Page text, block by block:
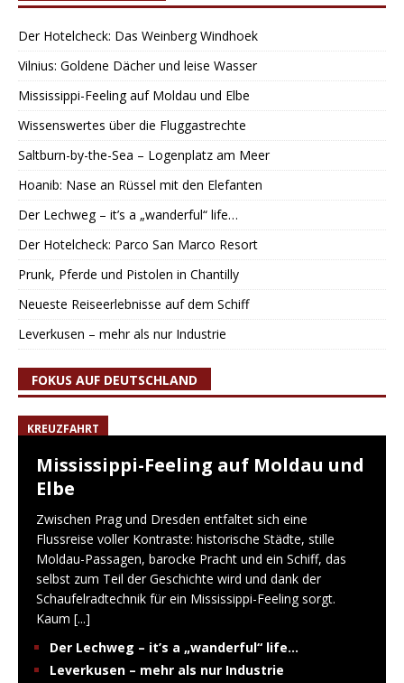
Der Hotelcheck: Das Weinberg Windhoek
Vilnius: Goldene Dächer und leise Wasser
Mississippi-Feeling auf Moldau und Elbe
Wissenswertes über die Fluggastrechte
Saltburn-by-the-Sea – Logenplatz am Meer
Hoanib: Nase an Rüssel mit den Elefanten
Der Lechweg – it’s a „wanderful“ life…
Der Hotelcheck: Parco San Marco Resort
Prunk, Pferde und Pistolen in Chantilly
Neueste Reiseerlebnisse auf dem Schiff
Leverkusen – mehr als nur Industrie
FOKUS AUF DEUTSCHLAND
KREUZFAHRT
Mississippi-Feeling auf Moldau und
Elbe
Zwischen Prag und Dresden entfaltet sich eine
Flussreise voller Kontraste: historische Städte, stille
Moldau-Passagen, barocke Pracht und ein Schiff, das
selbst zum Teil der Geschichte wird und dank der
Schaufelradtechnik für ein Mississippi-Feeling sorgt.
Kaum [...]
Der Lechweg – it’s a „wanderful“ life…
Leverkusen – mehr als nur Industrie